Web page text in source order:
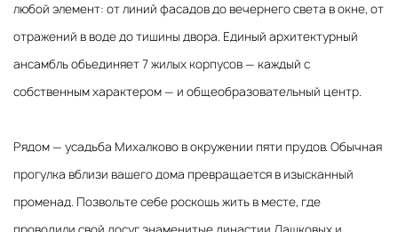
любой элемент: от линий фасадов до вечернего света в окне, от
отражений в воде до тишины двора. Единый архитектурный
ансамбль объединяет 7 жилых корпусов — каждый с
собственным характером — и общеобразовательный центр.
Рядом — усадьба Михалково в окружении пяти прудов. Обычная
прогулка вблизи вашего дома превращается в изысканный
променад. Позвольте себе роскошь жить в месте, где